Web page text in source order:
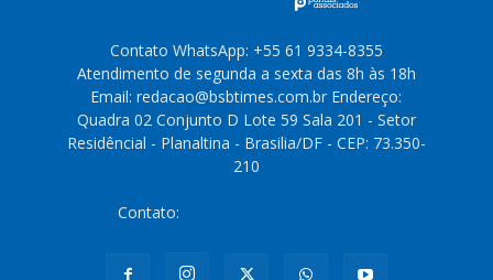
Contato WhatsApp: +55 61 9334-8355
Atendimento de segunda a sexta das 8h às 18h
Email: redacao@bsbtimes.com.br Endereço:
Quadra 02 Conjunto D Lote 59 Sala 201 - Setor
Residêncial - Planaltina - Brasilia/DF - CEP: 73.350-
210
Contato: